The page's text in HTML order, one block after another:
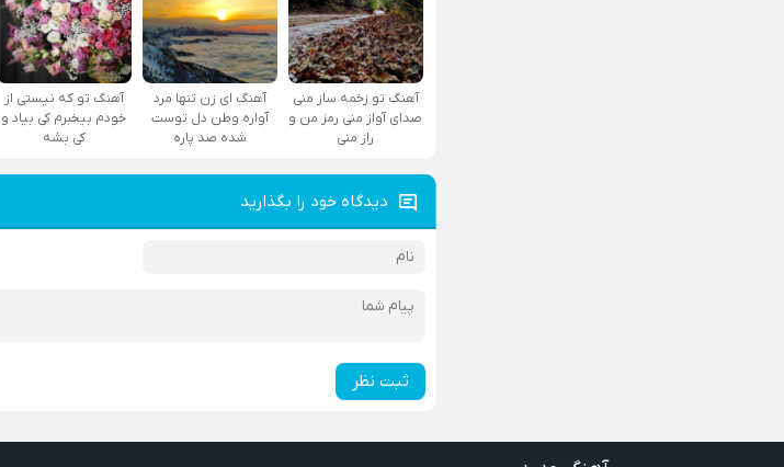
آهنگ تو زخمه ساز منی
صدای آواز منی رمز من و
راز منی
آهنگ ای زن تنها مرد
آواره وطن دل توست
شده صد پاره
آهنگ تو که نیستی از
خودم بیخبرم کی بیاد و
کی بشه
دیدگاه خود را بگذارید
ثبت نظر